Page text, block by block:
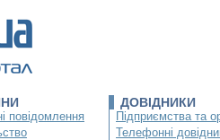
повідомлення
ДОВІДНИКИ
Підприємства та
Телефонні